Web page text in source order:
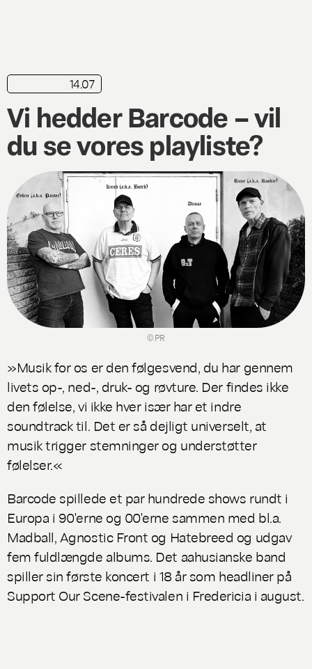
14.07
Vi hedder Barcode – vil
du se vores playliste?
© PR
»Musik for os er den følgesvend, du har gennem
livets op-, ned-, druk- og røvture. Der findes ikke
den følelse, vi ikke hver især har et indre
soundtrack til. Det er så dejligt universelt, at
musik trigger stemninger og understøtter
følelser.«
Barcode spillede et par hundrede shows rundt i
Europa i 90'erne og 00'erne sammen med bl.a.
Madball, Agnostic Front og Hatebreed og udgav
fem fuldlængde albums. Det aahusianske band
spiller sin første koncert i 18 år som headliner på
Support Our Scene-festivalen i Fredericia i august.